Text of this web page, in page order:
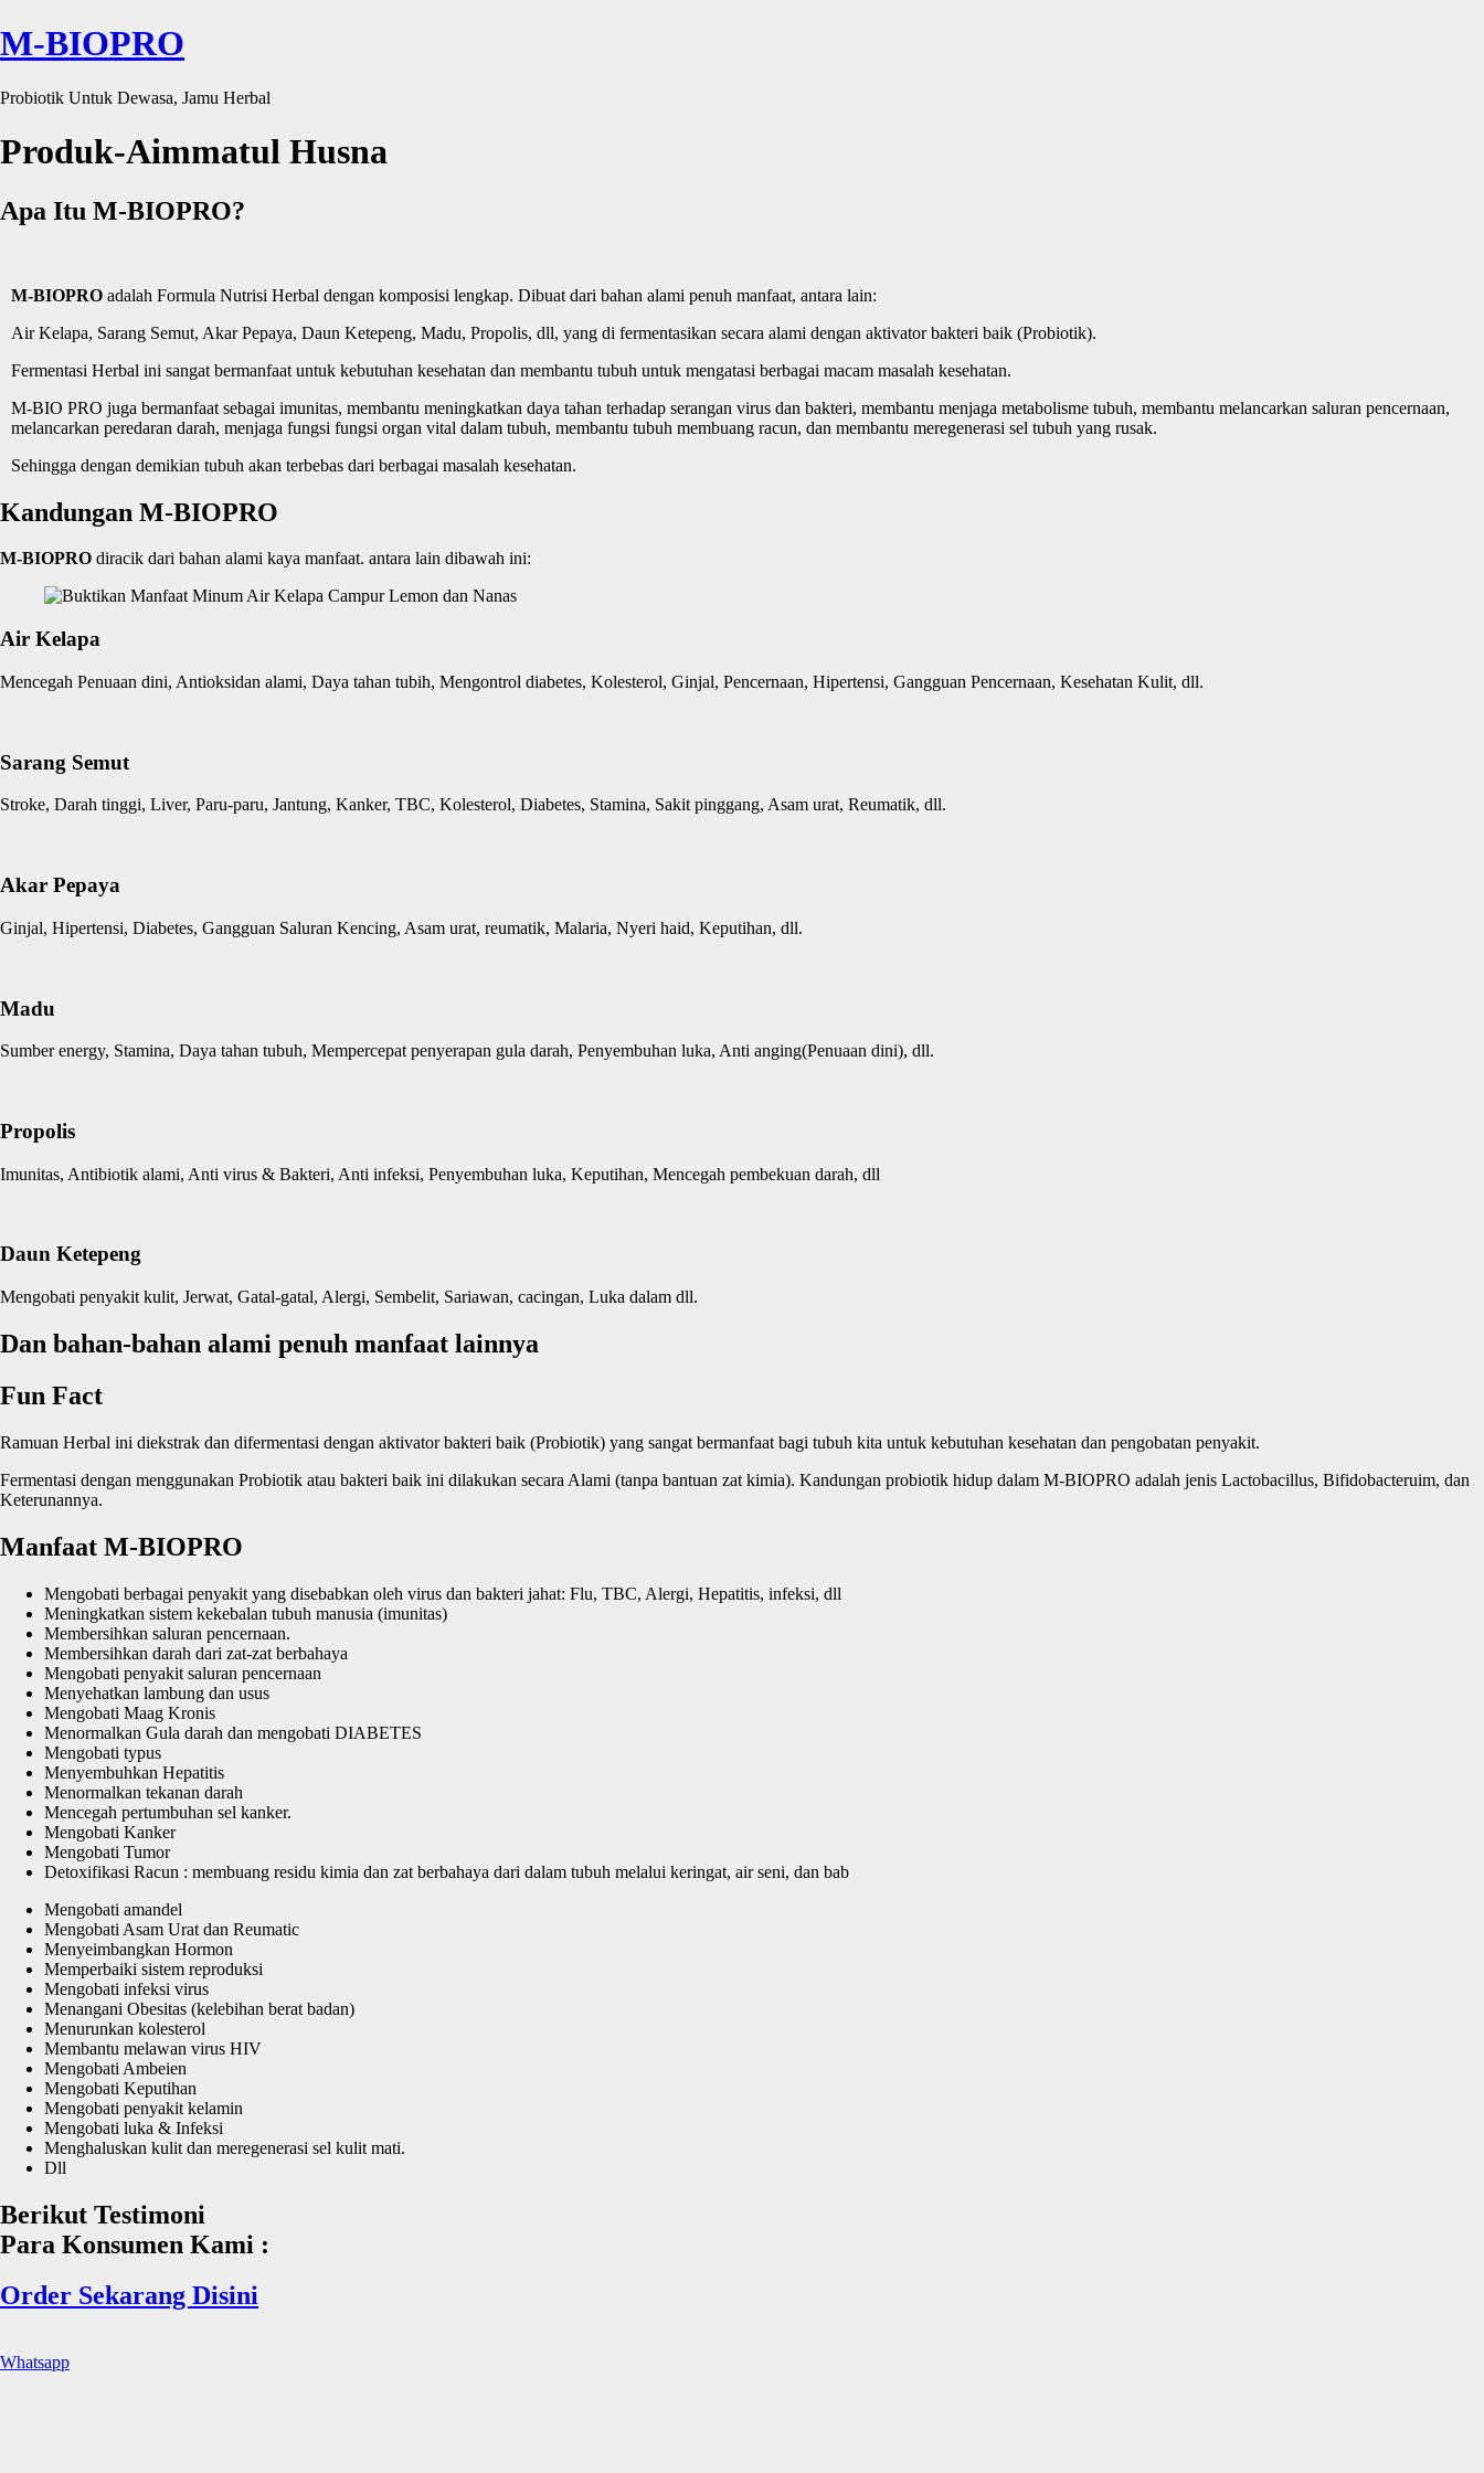
M-BIOPRO
Probiotik Untuk Dewasa, Jamu Herbal
Produk-Aimmatul Husna
Apa Itu M-BIOPRO?
M-BIOPRO adalah Formula Nutrisi Herbal dengan komposisi lengkap. Dibuat dari bahan alami penuh manfaat, antara lain:
Air Kelapa, Sarang Semut, Akar Pepaya, Daun Ketepeng, Madu, Propolis, dll, yang di fermentasikan secara alami dengan aktivator bakteri baik (Probiotik).
Fermentasi Herbal ini sangat bermanfaat untuk kebutuhan kesehatan dan membantu tubuh untuk mengatasi berbagai macam masalah kesehatan.
M-BIO PRO juga bermanfaat sebagai imunitas, membantu meningkatkan daya tahan terhadap serangan virus dan bakteri, membantu menjaga metabolisme tubuh, membantu melancarkan saluran pencernaan,
melancarkan peredaran darah, menjaga fungsi fungsi organ vital dalam tubuh, membantu tubuh membuang racun, dan membantu meregenerasi sel tubuh yang rusak.
Sehingga dengan demikian tubuh akan terbebas dari berbagai masalah kesehatan.
Kandungan M-BIOPRO
M-BIOPRO diracik dari bahan alami kaya manfaat. antara lain dibawah ini:
Air Kelapa
Mencegah Penuaan dini, Antioksidan alami, Daya tahan tubih, Mengontrol diabetes, Kolesterol, Ginjal, Pencernaan, Hipertensi, Gangguan Pencernaan, Kesehatan Kulit, dll.
Sarang Semut
Stroke, Darah tinggi, Liver, Paru-paru, Jantung, Kanker, TBC, Kolesterol, Diabetes, Stamina, Sakit pinggang, Asam urat, Reumatik, dll.
Akar Pepaya
Ginjal, Hipertensi, Diabetes, Gangguan Saluran Kencing, Asam urat, reumatik, Malaria, Nyeri haid, Keputihan, dll.
Madu
Sumber energy, Stamina, Daya tahan tubuh, Mempercepat penyerapan gula darah, Penyembuhan luka, Anti anging(Penuaan dini), dll.
Propolis
Imunitas, Antibiotik alami, Anti virus & Bakteri, Anti infeksi, Penyembuhan luka, Keputihan, Mencegah pembekuan darah, dll
Daun Ketepeng
Mengobati penyakit kulit, Jerwat, Gatal-gatal, Alergi, Sembelit, Sariawan, cacingan, Luka dalam dll.
Dan bahan-bahan alami penuh manfaat lainnya
Fun Fact
Ramuan Herbal ini diekstrak dan difermentasi dengan aktivator bakteri baik (Probiotik) yang sangat bermanfaat bagi tubuh kita untuk kebutuhan kesehatan dan pengobatan penyakit.
Fermentasi dengan menggunakan Probiotik atau bakteri baik ini dilakukan secara Alami (tanpa bantuan zat kimia). Kandungan probiotik hidup dalam M-BIOPRO adalah jenis Lactobacillus, Bifidobacteruim, dan
Keterunannya.
Manfaat M-BIOPRO
Mengobati berbagai penyakit yang disebabkan oleh virus dan bakteri jahat: Flu, TBC, Alergi, Hepatitis, infeksi, dll
Meningkatkan sistem kekebalan tubuh manusia (imunitas)
Membersihkan saluran pencernaan.
Membersihkan darah dari zat-zat berbahaya
Mengobati penyakit saluran pencernaan
Menyehatkan lambung dan usus
Mengobati Maag Kronis
Menormalkan Gula darah dan mengobati DIABETES
Mengobati typus
Menyembuhkan Hepatitis
Menormalkan tekanan darah
Mencegah pertumbuhan sel kanker.
Mengobati Kanker
Mengobati Tumor
Detoxifikasi Racun : membuang residu kimia dan zat berbahaya dari dalam tubuh melalui keringat, air seni, dan bab
Mengobati amandel
Mengobati Asam Urat dan Reumatic
Menyeimbangkan Hormon
Memperbaiki sistem reproduksi
Mengobati infeksi virus
Menangani Obesitas (kelebihan berat badan)
Menurunkan kolesterol
Membantu melawan virus HIV
Mengobati Ambeien
Mengobati Keputihan
Mengobati penyakit kelamin
Mengobati luka & Infeksi
Menghaluskan kulit dan meregenerasi sel kulit mati.
Dll
Berikut Testimoni
Para Konsumen Kami :
Order Sekarang Disini
Whatsapp